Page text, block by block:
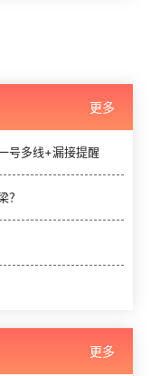
更多
号多线+漏接提醒
？
更多